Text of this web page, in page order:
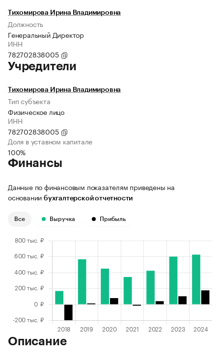
Тихомирова Ирина Владимировна
Должность
Генеральный Директор
ИНН
782702838005
Учредители
Тихомирова Ирина Владимировна
Тип субъекта
Физическое лицо
ИНН
782702838005
Доля в уставном капитале
100%
Финансы
Данные по финансовым показателям приведены на
основании бухгалтерской отчетности
Все Выручка Прибыль
Описание